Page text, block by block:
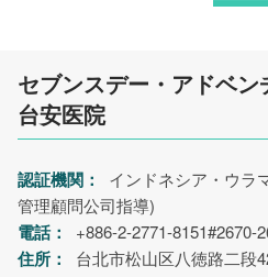
セブンスデー・アドベ
台安医院
認証機関：
インドネシア・ウラ
管理顧問公司指導)
電話： +886-2-2771-8151#2670-
住所： 台北市松山区八徳路二段